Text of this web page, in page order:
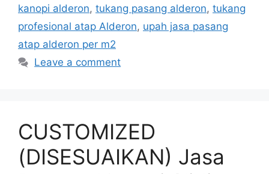
kanopi alderon, tukang pasang alderon, tukang
profesional atap Alderon, upah jasa pasang
atap alderon per m2
Leave a comment
CUSTOMIZED
(DISESUAIKAN) Jasa